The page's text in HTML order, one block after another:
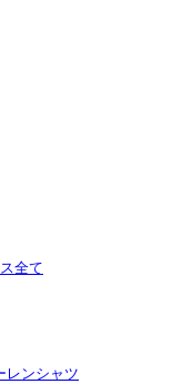
全て
レンシャツ